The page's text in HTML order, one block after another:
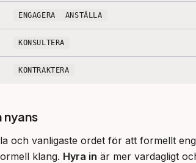
ENGAGERA ANSTÄLLA
KONSULTERA
KONTRAKTERA
nyans
och vanligaste ordet för att formellt
klang. Hyra in är mer vardagligt